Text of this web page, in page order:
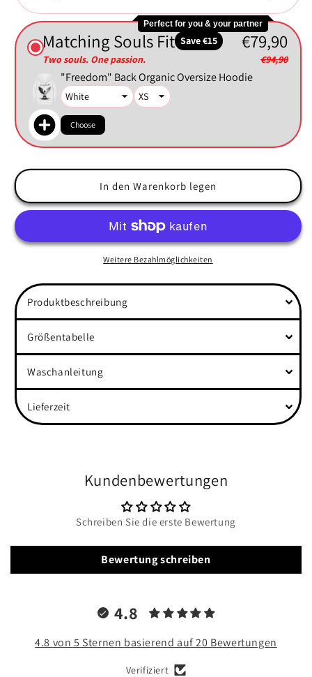
Perfect for you & your partner
Matching Souls Fit Save €15
Two souls. One passion.
€79,90
€94,90
"Freedom" Back Organic Oversize Hoodie
Choose
In den Warenkorb legen
Weitere Bezahlmöglichkeiten
Produktbeschreibung
Größentabelle
Waschanleitung
Lieferzeit
Kundenbewertungen
Schreiben Sie die erste Bewertung
Bewertung schreiben
4.8
4.8 von 5 Sternen basierend auf 20 Bewertungen
Verifiziert